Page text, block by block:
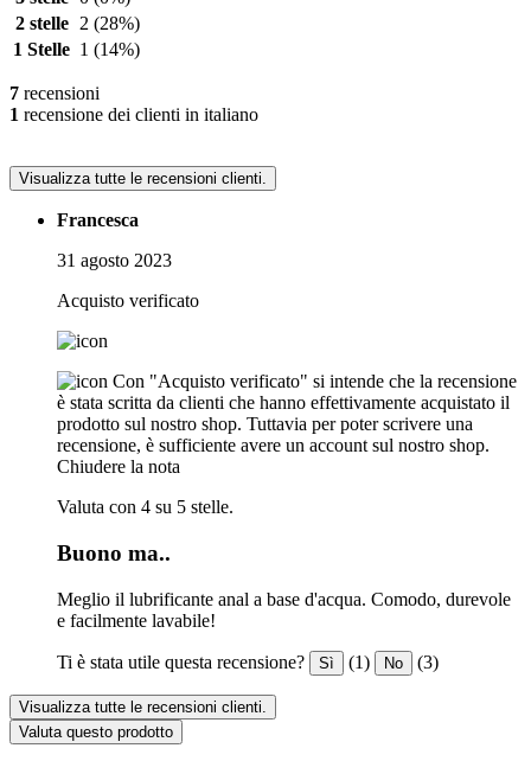
2 stelle
2 (28%)
1 Stelle 1 (14%)
7 recensioni
1 recensione dei clienti in italiano
Visualizza tutte le recensioni clienti.
Francesca
31 agosto 2023
Acquisto verificato
Con "Acquisto verificato" si intende che la recensione
è stata scritta da clienti che hanno effettivamente acquistato il
prodotto sul nostro shop. Tuttavia per poter scrivere una
recensione, è sufficiente avere un account sul nostro shop.
Chiudere la nota
Valuta con 4 su 5 stelle.
Buono ma..
Meglio il lubrificante anal a base d'acqua. Comodo, durevole
e facilmente lavabile!
Ti è stata utile questa recensione? Sì (1) No (3)
Visualizza tutte le recensioni clienti.
Valuta questo prodotto